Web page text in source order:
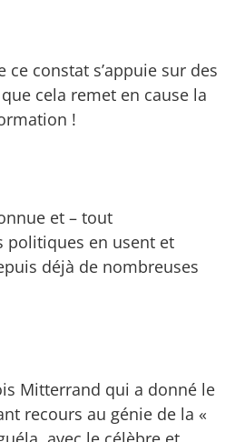
constat s’appuie sur des
cela remet en cause la
!
et – tout
politiques en usent et
déjà de nombreuses
Mitterrand qui a donné le
recours au génie de la «